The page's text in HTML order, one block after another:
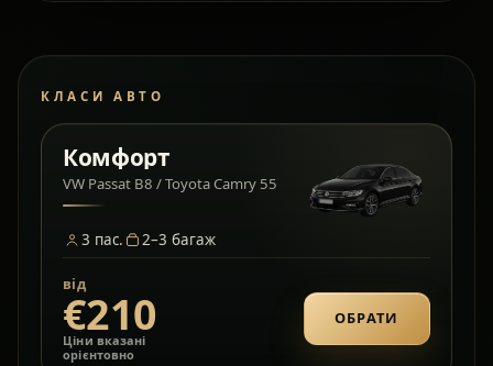
КЛАСИ АВТО
Комфорт
VW Passat B8 / Toyota Camry 55
3 пас. 2–3 багаж
від
€210
Ціни вказані
орієнтовно
ОБРАТИ